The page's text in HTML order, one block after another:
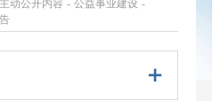
动公开内容 - 公益事业建设 -